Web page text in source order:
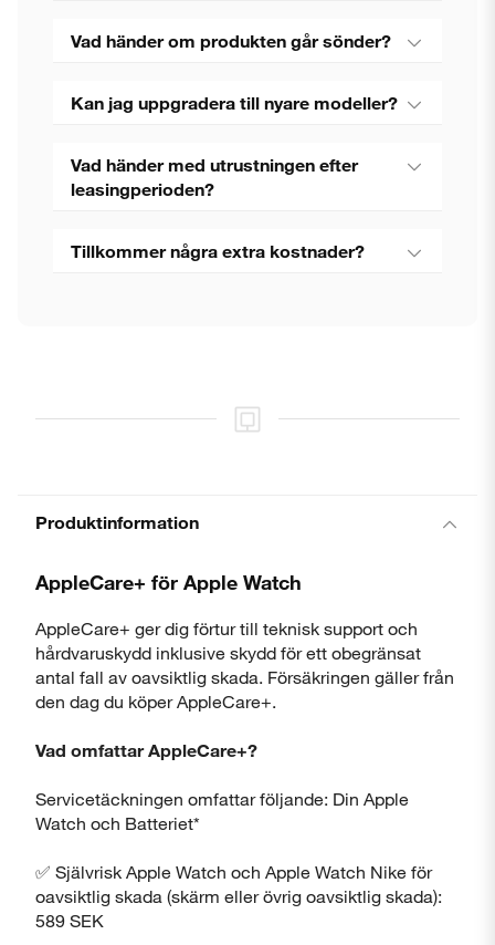
Vad händer om produkten går sönder?
Kan jag uppgradera till nyare modeller?
Vad händer med utrustningen efter
leasingperioden?
Tillkommer några extra kostnader?
Produktinformation
AppleCare+ för Apple Watch
AppleCare+ ger dig förtur till teknisk support och
hårdvaruskydd inklusive skydd för ett obegränsat
antal fall av oavsiktlig skada. Försäkringen gäller från
den dag du köper AppleCare+.
Vad omfattar AppleCare+?
Servicetäckningen omfattar följande: Din Apple
Watch och Batteriet*
✅ Självrisk Apple Watch och Apple Watch Nike för
oavsiktlig skada (skärm eller övrig oavsiktlig skada):
589 SEK